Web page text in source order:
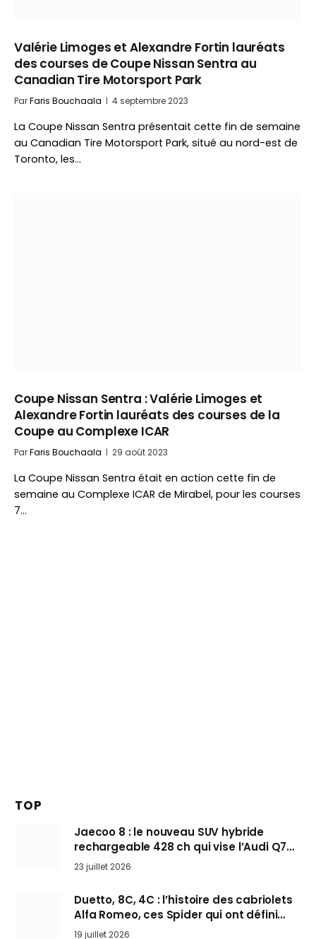
Valérie Limoges et Alexandre Fortin lauréats
des courses de Coupe Nissan Sentra au
Canadian Tire Motorsport Park
ParFaris Bouchaala 4 septembre 2023
La Coupe Nissan Sentra présentait cette fin de semaine
au Canadian Tire Motorsport Park, situé au nord-est de
Toronto, les…
Coupe Nissan Sentra : Valérie Limoges et
Alexandre Fortin lauréats des courses de la
Coupe au Complexe ICAR
ParFaris Bouchaala 29 août 2023
La Coupe Nissan Sentra était en action cette fin de
semaine au Complexe ICAR de Mirabel, pour les courses
7…
TOP
Jaecoo 8 : le nouveau SUV hybride
rechargeable 428 ch qui vise l’Audi Q7
arrive en Europe cet automne
23 juillet 2026
Duetto, 8C, 4C : l’histoire des cabriolets
Alfa Romeo, ces Spider qui ont défini
l’art de rouler cheveux au vent
19 juillet 2026